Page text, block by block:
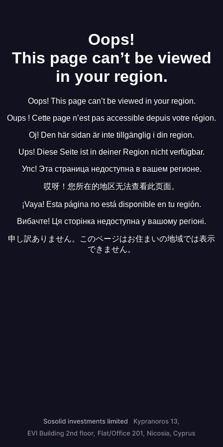
Oops!
This page can’t be viewed
in your region.
Oops! This page can’t be viewed in your region.
Oups ! Cette page n’est pas accessible depuis votre région.
Oj! Den här sidan är inte tillgänglig i din region.
Ups! Diese Seite ist in deiner Region nicht verfügbar.
Упс! Эта страница недоступна в вашем регионе.
哎呀！您所在的地区无法查看此页面。
¡Vaya! Esta página no está disponible en tu región.
Вибачте! Ця сторінка недоступна у вашому регіоні.
申し訳ありません。このページはお住まいの地域では表示
できません。